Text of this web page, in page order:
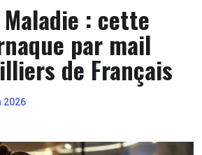
: cette
par mail
de Français
2026